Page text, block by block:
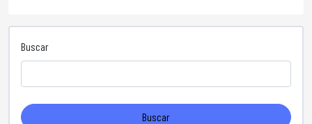
Buscar
Buscar